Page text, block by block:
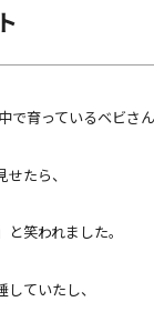
で育っているベビさ
たら、
と笑われました。
ていたし、